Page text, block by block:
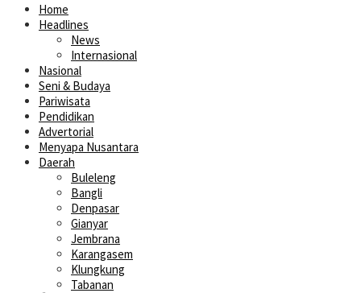
Home
Headlines
News
Internasional
Nasional
Seni & Budaya
Pariwisata
Pendidikan
Advertorial
Menyapa Nusantara
Daerah
Buleleng
Bangli
Denpasar
Gianyar
Jembrana
Karangasem
Klungkung
Tabanan